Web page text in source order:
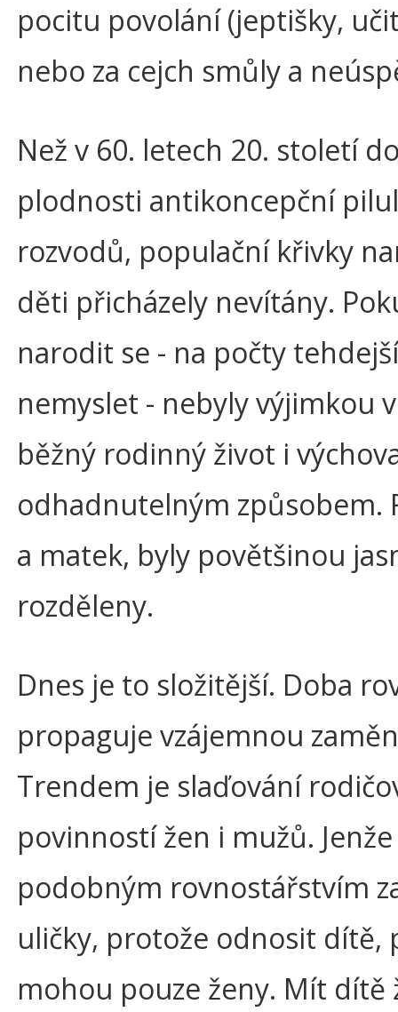
pocitu povolání (jeptišky,
nebo za cejch smůly a
Než v 60. letech 20. století
plodnosti antikoncepční
rozvodů, populační křivky
děti přicházely nevítány.
narodit se - na počty
nemyslet - nebyly výjimkou
běžný rodinný život i
odhadnutelným způsobem.
a matek, byly povětšinou
rozděleny.
Dnes je to složitější. Doba
propaguje vzájemnou
Trendem je slaďování
povinností žen i mužů.
podobným rovnostářstvím
uličky, protože odnosit dítě,
mohou pouze ženy. Mít dítě